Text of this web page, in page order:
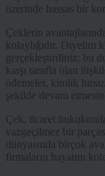
üzerinde hassas bir
Çeklerin
kolaylığıdır. Diyelim
gerçekleştirdiniz; bu
karşı tarafla olan
ödemeler, kimlik
şekilde devam
Çek, ticaret
vazgeçilmez bir
dünyasında birçok
firmaların hayatını